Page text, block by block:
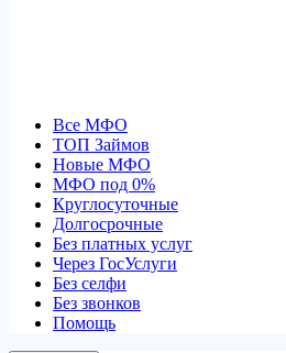
Все МФО
ТОП Займов
Новые МФО
МФО под 0%
Круглосуточные
Долгосрочные
Без платных услуг
Через ГосУслуги
Без селфи
Без звонков
Помощь